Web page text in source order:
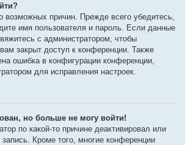
возможных причин. Прежде всего убедитесь,
имя пользователя и пароль. Если данные
с администратором, чтобы
закрыт доступ к конференции. Также
ошибка в конфигурации конференции,
для исправления настроек.
но больше не могу войти!
по какой-то причине деактивировал или
Кроме того, многие конференции